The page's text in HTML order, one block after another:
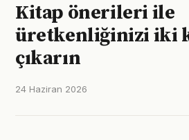
Kitap önerileri ile
üretkenliğinizi iki
çıkarın
24 Haziran 2026